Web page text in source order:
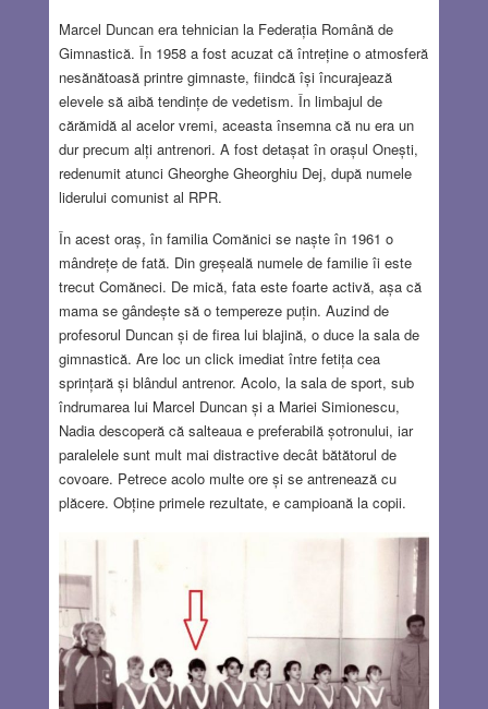
Marcel Duncan era tehnician la Federația Română de
Gimnastică. În 1958 a fost acuzat că întreține o atmosferă
nesănătoasă printre gimnaste, fiindcă își încurajează
elevele să aibă tendințe de vedetism. În limbajul de
cărămidă al acelor vremi, aceasta însemna că nu era un
dur precum alți antrenori. A fost detașat în orașul Onești,
redenumit atunci Gheorghe Gheorghiu Dej, după numele
liderului comunist al RPR.
În acest oraș, în familia Comănici se naște în 1961 o
mândrețe de fată. Din greșeală numele de familie îi este
trecut Comăneci. De mică, fata este foarte activă, așa că
mama se gândește să o tempereze puțin. Auzind de
profesorul Duncan și de firea lui blajină, o duce la sala de
gimnastică. Are loc un click imediat între fetița cea
sprințară și blândul antrenor. Acolo, la sala de sport, sub
îndrumarea lui Marcel Duncan și a Mariei Simionescu,
Nadia descoperă că salteaua e preferabilă șotronului, iar
paralelele sunt mult mai distractive decât bătătorul de
covoare. Petrece acolo multe ore și se antrenează cu
plăcere. Obține primele rezultate, e campioană la copii.